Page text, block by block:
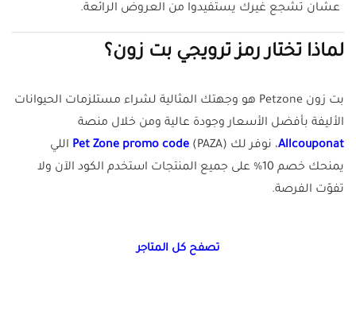
عشان تشجع غيرك يستفيدوا من العروض الرائعة.
لماذا تختار رمز ترويجي بت زون؟
بت زون Petzone هو وجهتك المثالية لشراء مستلزمات الحيوانات
الأليفة بأفضل الأسعار وجودة عالية ومن خلال منصة
Allcouponat، نوفر لك Pet Zone promo code (PAZA) اللي
يمنحك خصم 10% على جميع المنتجات استخدم الكود الآن ولا
تفوّت الفرصة.
تصفح كل المتاجر